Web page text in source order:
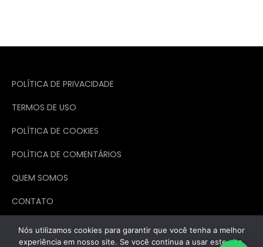
POLÍTICA DE PRIVACIDADE
TERMOS DE USO
POLÍTICA DE COOKIES
POLÍTICA DE COMENTÁRIOS
QUEM SOMOS
CONTATO
Nós utilizamos cookies para garantir que você tenha a melhor
experiência em nosso site. Se você continua a usar este site,